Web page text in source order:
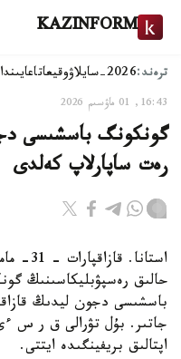
KAZINFORM
ترەند:2026-سايلاۋ وقيعا
16:43, 01 ماۋسىم 2026
گونكونگ باسشىسى
رەت ساپارلاپ كەلدى
حالىق رەسپۋبليكاسىنىڭ
باسشىسى دجون ليدىڭ
جاتىر. بۇل تۋرالى ق ر س
اپتالىق بريفينگىدە ايتتى.